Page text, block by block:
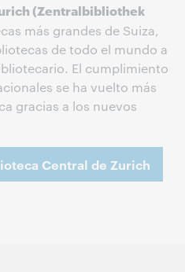
(Zentralbibliothek
más grandes de Suiza,
de todo el mundo a
El cumplimiento
se ha vuelto más
gracias a los nuevos
Central de Zurich